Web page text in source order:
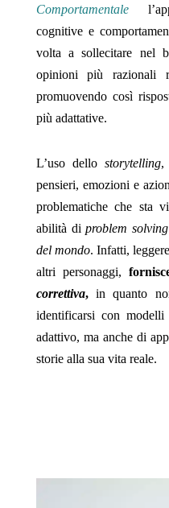
Comportamentale
cognitive e
volta a sollecitare nel
opinioni più razionali
promuovendo così
più adattative.
L’uso dello storytelling,
pensieri, emozioni e
problematiche che sta
abilità diproblem
del mondo. Infatti,
altri personaggi,
correttiva,in quanto
identificarsi con
adattivo, ma anche di
storie alla sua vita reale.